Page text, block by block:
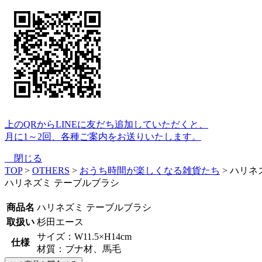
上のQRからLINEに友だち追加していただくと、
月に1～2回、各種ご案内をお送りいたします。
閉じる
TOP> OTHERS > おうち時間が楽しくなる雑貨たち > ハリネ
ハリネズミ テーブルブラシ
商品名 ハリネズミ テーブルブラシ
取扱い 杉田エース
仕様
サイズ：W11.5×H14cm
材質：ブナ材、馬毛